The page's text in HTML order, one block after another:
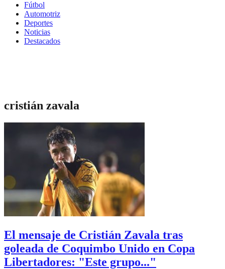
Fútbol
Automotriz
Deportes
Noticias
Destacados
cristián zavala
El mensaje de Cristián Zavala tras
goleada de Coquimbo Unido en Copa
Libertadores: "Este grupo..."